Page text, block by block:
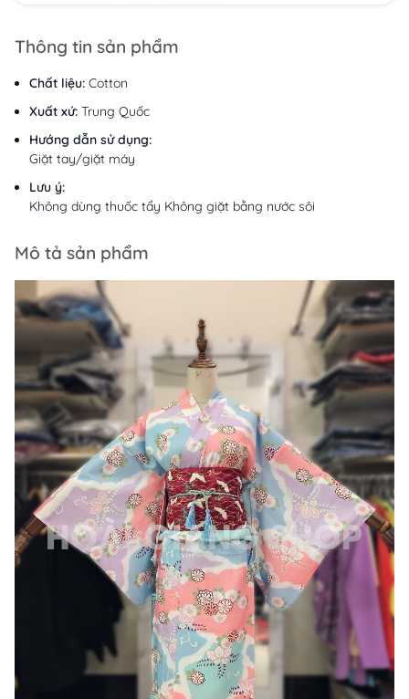
Thông tin sản phẩm
Chất liệu: Cotton
Xuất xứ: Trung Quốc
Hướng dẫn sử dụng:
Giặt tay/giặt máy
Lưu ý:
Không dùng thuốc tẩy Không giặt bằng nước sôi
Mô tả sản phẩm